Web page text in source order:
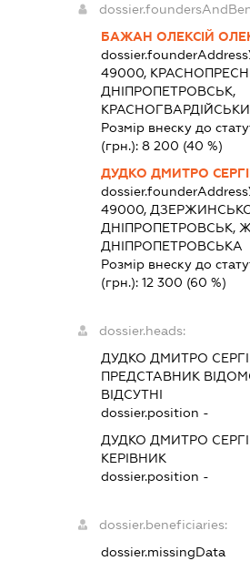
БАЖАН ОЛЕКСІЙ
dossier.founderAddress
49000,
ДНІПРОПЕТРОВСЬК,
Розмір внеску до
(грн.): 8 200 (40 %)
ДУДКО ДМИТРО
dossier.founderAddress
49000,
ДНІПРОПЕТРОВСЬК,
ДНІПРОПЕТРОВСЬКА
Розмір внеску до
(грн.): 12 300 (60 %)
dossier.heads:
ДУДКО ДМИТРО
ПРЕДСТАВНИК
ВІДСУТНІ
dossier.position -
ДУДКО ДМИТРО
КЕРІВНИК
dossier.position -
dossier.beneficiaries:
dossier.missingData